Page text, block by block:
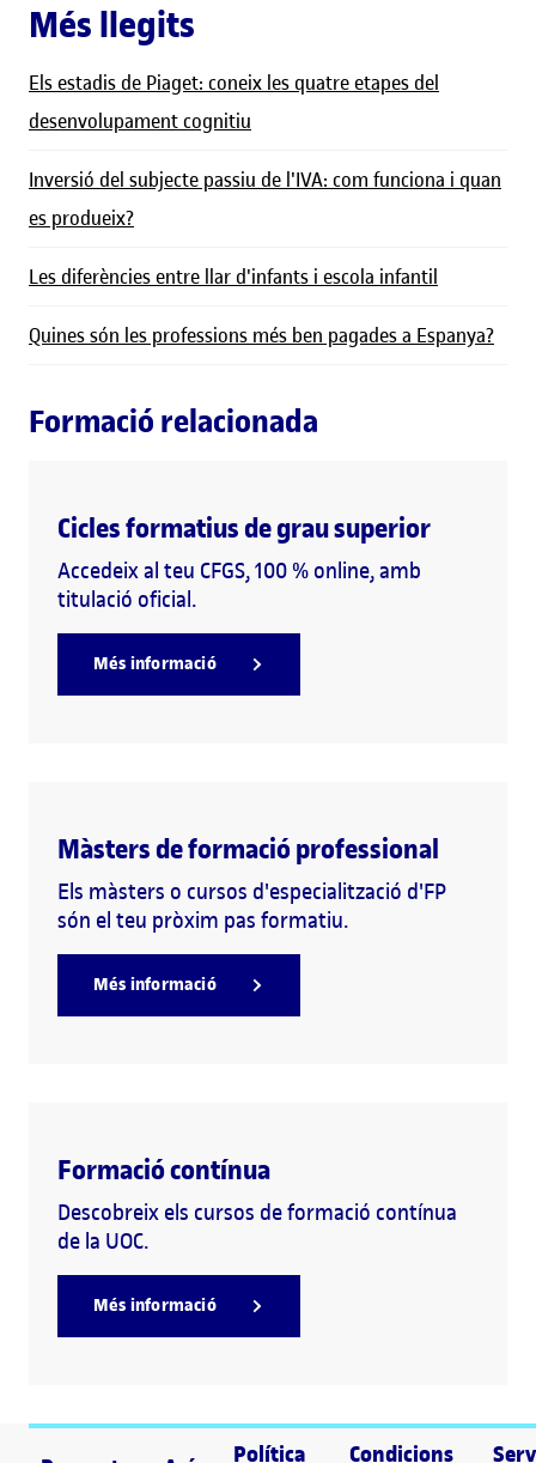
Més llegits
Els estadis de Piaget: coneix les quatre etapes del
desenvolupament cognitiu
Inversió del subjecte passiu de l'IVA: com funciona i quan
es produeix?
Les diferències entre llar d'infants i escola infantil
Quines són les professions més ben pagades a Espanya?
Formació relacionada
Cicles formatius de grau superior
Accedeix al teu CFGS, 100 % online, amb
titulació oficial.
Més informació
Màsters de formació professional
Els màsters o cursos d'especialització d'FP
són el teu pròxim pas formatiu.
Més informació
Formació contínua
Descobreix els cursos de formació contínua
de la UOC.
Més informació
Política Condicions